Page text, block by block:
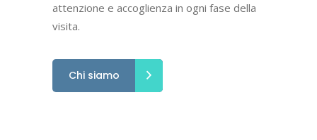
attenzione e accoglienza in ogni fase della
visita.
Chi siamo